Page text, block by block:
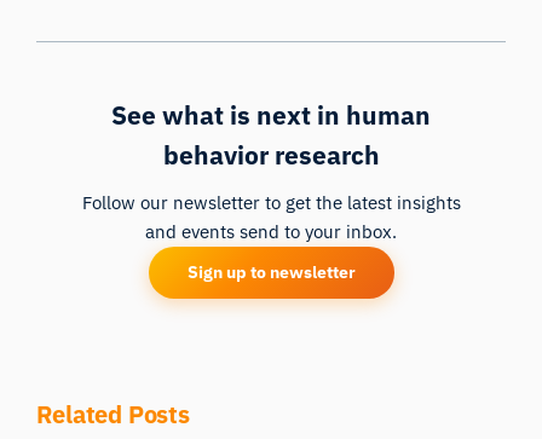
See what is next in human
behavior research
Follow our newsletter to get the latest insights
and events send to your inbox.
Sign up to newsletter
Related Posts